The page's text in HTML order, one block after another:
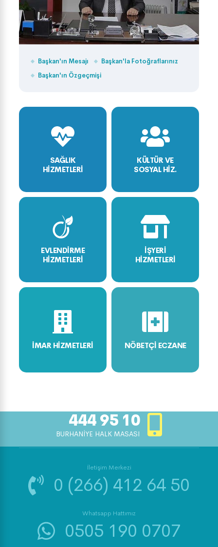
Başkan'ın Mesajı
Başkan'la Fotoğraflarınız
Başkan'ın Özgeçmişi
SAĞLIK
HİZMETLERİ
KÜLTÜR VE
SOSYAL HİZ.
EVLENDİRME
HİZMETLERİ
İŞYERİ
HİZMETLERİ
İMAR HİZMETLERİ NÖBETÇİ ECZANE
444 95 10
BURHANİYE HALK MASASI
İletişim Merkezi
0 (266) 412 64 50
Whatsapp Hattımız
0505 190 0707